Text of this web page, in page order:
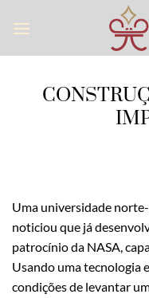
Uma universidade
noticiou que já
patrocínio da NASA,
Usando uma tecnologia
condições de levantar